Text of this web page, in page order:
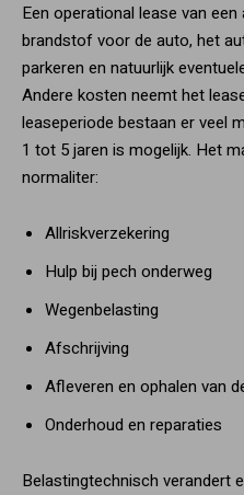
Een operational lease van
brandstof voor de auto, het
parkeren en natuurlijk
Andere kosten neemt het
leaseperiode bestaan er veel
1 tot 5 jaren is mogelijk. Het
normaliter:
Allriskverzekering
Hulp bij pech onderweg
Wegenbelasting
Afschrijving
Afleveren en ophalen van
Onderhoud en reparaties
Belastingtechnisch verandert